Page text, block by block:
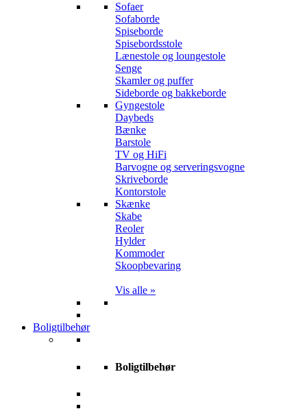
Sofaer
Sofaborde
Spiseborde
Spisebordsstole
Lænestole og loungestole
Senge
Skamler og puffer
Sideborde og bakkeborde
Gyngestole
Daybeds
Bænke
Barstole
TV og HiFi
Barvogne og serveringsvogne
Skriveborde
Kontorstole
Skænke
Skabe
Reoler
Hylder
Kommoder
Skoopbevaring
Vis alle »
Boligtilbehør
Boligtilbehør